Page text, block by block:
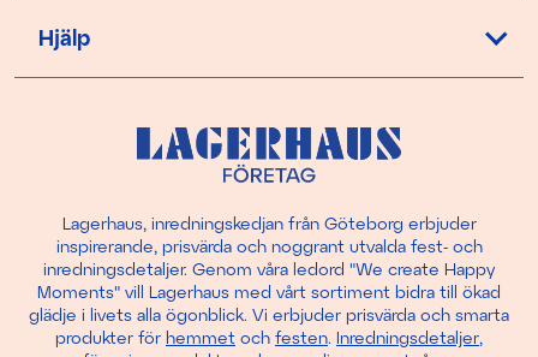
Hjälp
Lagerhaus, inredningskedjan från Göteborg erbjuder
inspirerande, prisvärda och noggrant utvalda fest- och
inredningsdetaljer. Genom våra ledord "We create Happy
Moments" vill Lagerhaus med vårt sortiment bidra till ökad
glädje i livets alla ögonblick. Vi erbjuder prisvärda och smarta
produkter för hemmet och festen. Inredningsdetaljer,